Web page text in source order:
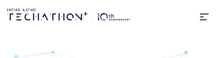
选
协办机构及夥伴 | 第10届